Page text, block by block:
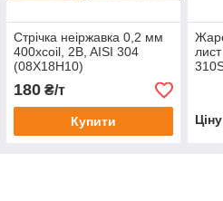
Стрічка неіржавка 0,2 мм
400xcoil, 2B, AISI 304
(08X18H10)
180₴/т
Купити